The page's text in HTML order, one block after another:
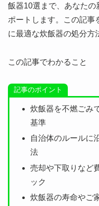
飯器10選まで、あなた
ポートします。この記事
に最適な炊飯器の処分方
この記事でわかること
記事のポイント
炊飯器を不燃ごみ
基準
自治体のルールに
法
売却や下取りなど
ック
炊飯器の寿命やご